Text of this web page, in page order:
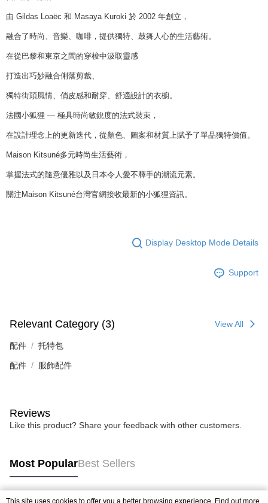
由 Gildas Loaëc 和 Masaya Kuroki 於 2002 年創立，
融合了時尚、音樂、咖啡，提供獨特、鼓舞人心的生活藝術。
在從巴黎和東京之間的穿梭中汲取靈感
打造出巧妙融合俐落剪裁、
獨特街頭風情、俏皮感和耐穿、舒適設計的衣櫥。
法國小狐狸 — 極具時尚敏銳度的法式裝束，
在設計理念上的更新迭代，從顏色、圖案和材質上賦予了單品獨特價值。
Maison Kitsuné多元時尚生活藝術，
掌握法式的隨意優雅以及日本令人愛不釋手的潮流元素。
關注Maison Kitsuné台灣官網接收最新的小狐狸資訊。
Display Desktop Mode Details
Support
Relevant Category (3) View All
配件 托特包
配件 服飾配件
Reviews
Like this product? Share your feedback with other customers.
Most PopularBest Sellers
This site uses cookies to offer you a better browsing experience. Find out more